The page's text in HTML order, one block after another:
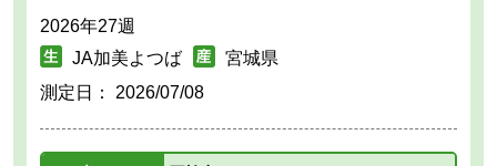
2026年27週
JA加美よつば
宮城県
測定日： 2026/07/08